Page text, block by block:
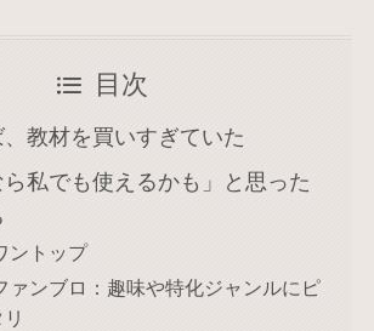
目次
教材を買いすぎていた
ら私でも使えるかも」と思った
ントップ
ンブロ：趣味や特化ジャンルにピ